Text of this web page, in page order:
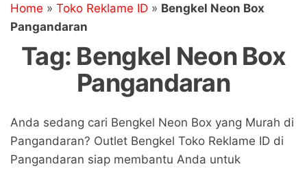
Home » Toko Reklame ID » Bengkel Neon Box
Pangandaran
Tag: Bengkel Neon Box
Pangandaran
Anda sedang cari Bengkel Neon Box yang Murah di
Pangandaran? Outlet Bengkel Toko Reklame ID di
Pangandaran siap membantu Anda untuk